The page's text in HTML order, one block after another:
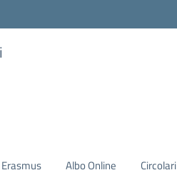
Erasmus Albo Online Circolari